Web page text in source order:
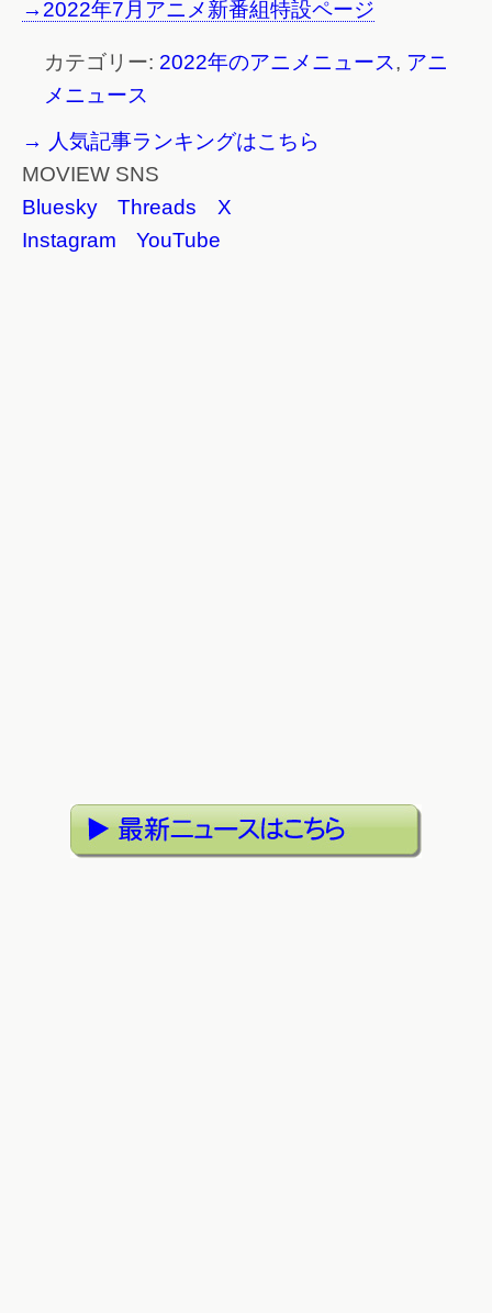
→2022年7月アニメ新番組特設ページ
カテゴリー: 2022年のアニメニュース, アニ
メニュース
→ 人気記事ランキングはこちら
MOVIEW SNS
Bluesky
Threads
X
Instagram
YouTube